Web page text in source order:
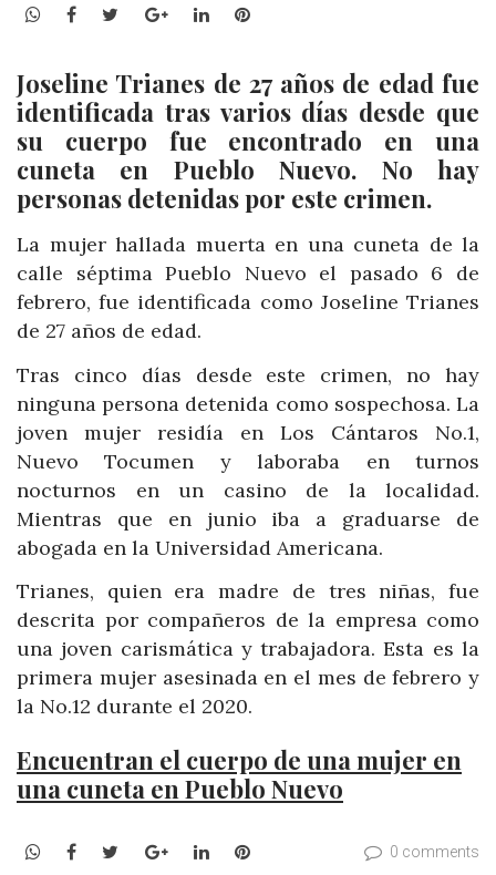
WhatsApp
Facebook
TwitterGoogle+LinkedInPinterest
Joseline Trianes de 27 años de edad fue
identificada tras varios días desde que
su cuerpo fue encontrado en una
cuneta en Pueblo Nuevo. No hay
personas detenidas por este crimen.
La mujer hallada muerta en una cuneta de la
calle séptima Pueblo Nuevo el pasado 6 de
febrero, fue identificada como Joseline Trianes
de 27 años de edad.
Tras cinco días desde este crimen, no hay
ninguna persona detenida como sospechosa. La
joven mujer residía en Los Cántaros No.1,
Nuevo Tocumen y laboraba en turnos
nocturnos en un casino de la localidad.
Mientras que en junio iba a graduarse de
abogada en la Universidad Americana.
Trianes, quien era madre de tres niñas, fue
descrita por compañeros de la empresa como
una joven carismática y trabajadora. Esta es la
primera mujer asesinada en el mes de febrero y
la No.12 durante el 2020.
Encuentran el cuerpo de una mujer en
una cuneta en Pueblo Nuevo
WhatsApp
Facebook
TwitterGoogle+LinkedInPinterest 0 comments